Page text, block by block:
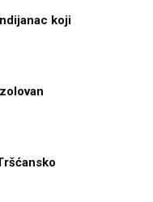
koji